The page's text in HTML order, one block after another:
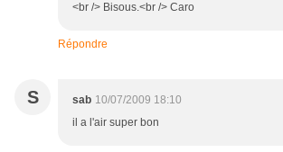
<br /> Bisous.<br /> Caro
Répondre
S sab 10/07/2009 18:10
il a l'air super bon